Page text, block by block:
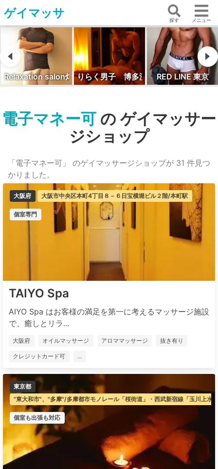
ゲイマッサ
探す メニュー
ともしび〜
りらく男子 博多流 RED LINE 東京 蒼-Aoi オイルマッ
電子マネー可 の ゲイマッサー
ジショップ
「電子マネー可」 のゲイマッサージショップが 31 件見つ
かりました。
大阪府 大阪市中央区本町4丁目８－６日宝横堀ビル２階/本町駅
個室専門
TAIYO Spa
AIYO Spa はお客様の満足を第一に考えるマッサージ施設
で、癒しとリラ...
大阪府 オイルマッサージ アロママッサージ 抜き有り
クレジットカード可 ...
東京都
"東大和市"、"多摩"/多摩都市モノレール「桜街道」・西武新宿線「玉川上水
個室も出張も対応